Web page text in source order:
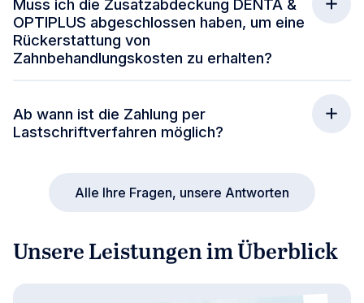
Muss ich die Zusatzabdeckung DENTA &
OPTIPLUS abgeschlossen haben, um eine
Rückerstattung von
Zahnbehandlungskosten zu erhalten?
Ab wann ist die Zahlung per
Lastschriftverfahren möglich?
Alle Ihre Fragen, unsere Antworten
Unsere Leistungen im Überblick